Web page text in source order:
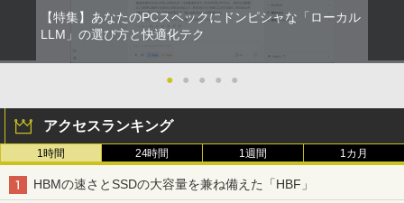
【特集】あなたのPCスペックにドンピシャな「ローカル
LLM」の選び方と快適化テク
● ● ● ● ●
アクセスランキング
1時間 24時間 1週間 1カ月
HBMの速さとSSDの大容量を兼ね備えた「HBF」